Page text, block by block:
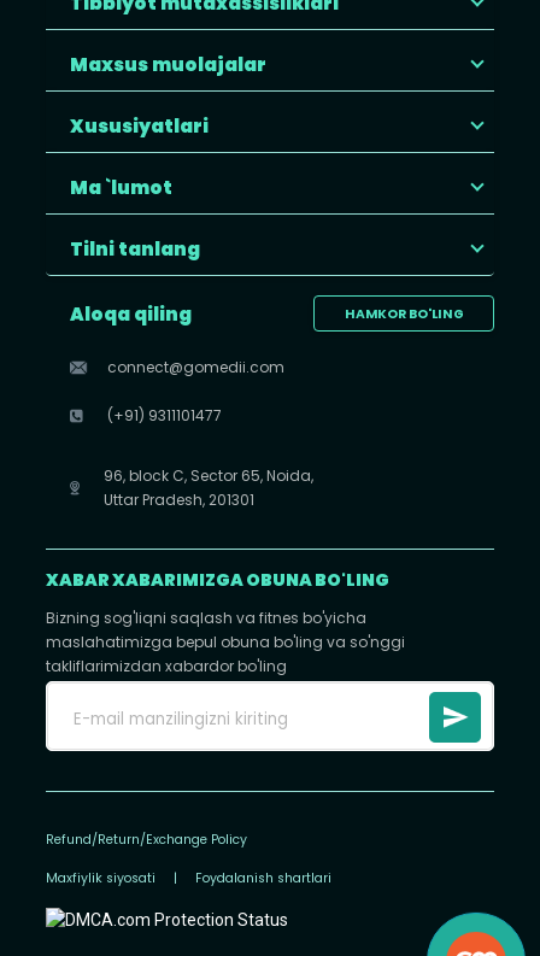
Maxsus muolajalar
Xususiyatlari
Ma `lumot
Tilni tanlang
HAMKOR BO'LING
Aloqa qiling
connect@gomedii.com
(+91) 9311101477
96, block C, Sector 65, Noida,
Uttar Pradesh, 201301
XABAR XABARIMIZGA OBUNA BO'LING
Bizning sog'liqni saqlash va fitnes bo'yicha
maslahatimizga bepul obuna bo'ling va so'nggi
takliflarimizdan xabardor bo'ling
Refund/Return/Exchange Policy
Maxfiylik siyosati | Foydalanish shartlari